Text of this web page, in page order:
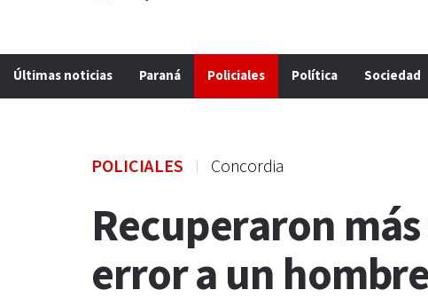
Últimas noticias Paraná Policiales Política Sociedad
POLICIALES Concordia
Recuperaron
error a un